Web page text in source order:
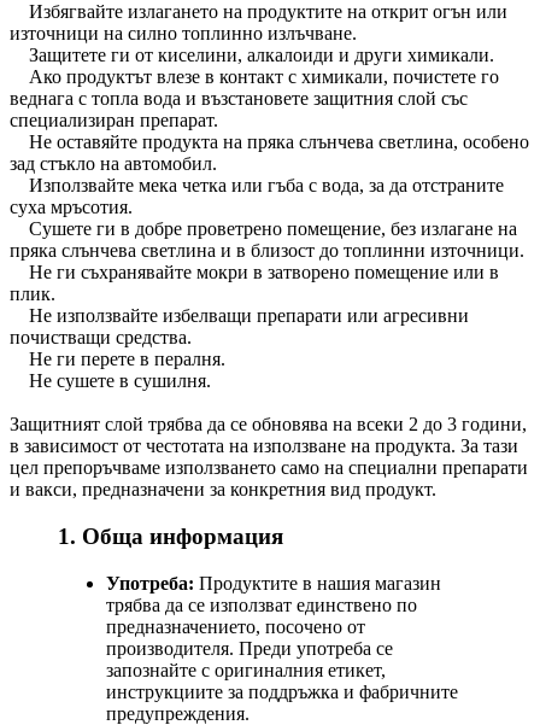
Избягвайте излагането на продуктите на открит огън или
източници на силно топлинно излъчване.
Защитете ги от киселини, алкалоиди и други химикали.
Ако продуктът влезе в контакт с химикали, почистете го
веднага с топла вода и възстановете защитния слой със
специализиран препарат.
Не оставяйте продукта на пряка слънчева светлина, особено
зад стъкло на автомобил.
Използвайте мека четка или гъба с вода, за да отстраните
суха мръсотия.
Сушете ги в добре проветрено помещение, без излагане на
пряка слънчева светлина и в близост до топлинни източници.
Не ги съхранявайте мокри в затворено помещение или в
плик.
Не използвайте избелващи препарати или агресивни
почистващи средства.
Не ги перете в пералня.
Не сушете в сушилня.
Защитният слой трябва да се обновява на всеки 2 до 3 години,
в зависимост от честотата на използване на продукта. За тази
цел препоръчваме използването само на специални препарати
и вакси, предназначени за конкретния вид продукт.
1. Обща информация
Употреба: Продуктите в нашия магазин
трябва да се използват единствено по
предназначението, посочено от
производителя. Преди употреба се
запознайте с оригиналния етикет,
инструкциите за поддръжка и фабричните
предупреждения.